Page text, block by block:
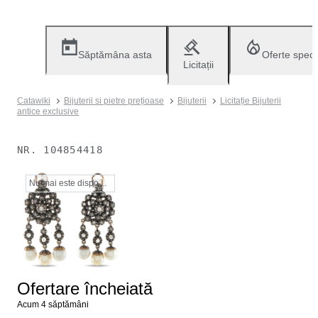
Săptămâna asta
Licitații
Oferte
Catawiki Bijuterii si pietre prețioase Bijuterii
Licitație Bijuterii
antice exclusive
NR. 104854418
Nu mai este disponibil
Ofertare încheiată
Acum 4 săptămâni